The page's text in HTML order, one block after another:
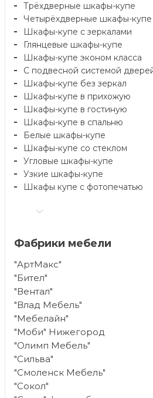
Трёхдверные шкафы-купе
Четырёхдверные шкафы-купе
Шкафы-купе с зеркалами
Глянцевые шкафы-купе
Шкафы-купе эконом класса
С подвесной системой
Шкафы-купе без зеркал
Шкафы-купе в прихожую
Шкафы-купе в гостиную
Шкафы-купе в спальню
Белые шкафы-купе
Шкафы-купе со стеклом
Угловые шкафы-купе
Узкие шкафы-купе
Шкафы купе с фотопечатью
Фабрики мебели
"АртМакс"
"Бител"
"Вентал"
"Влад Мебель"
"Мебелайн"
"Моби" Нижегород
"Олимп Мебель"
"Сильва"
"Смоленск Мебель"
"Сокол"